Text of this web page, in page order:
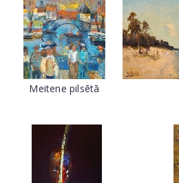
Meitene pilsētā